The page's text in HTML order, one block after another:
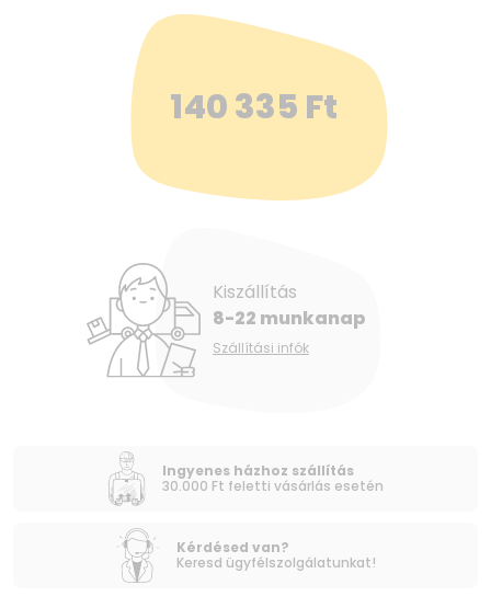
140 335 Ft
Kiszállítás
8-22 munkanap
Szállítási infók
Ingyenes házhoz szállítás
30.000 Ft feletti vásárlás esetén
Kérdésed van?
Keresd ügyfélszolgálatunkat!